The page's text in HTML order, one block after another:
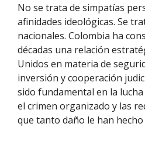
No se trata de simpatías
afinidades ideológicas. Se
nacionales. Colombia ha
décadas una relación
Unidos en materia de
inversión y cooperación
sido fundamental en la
el crimen organizado y las
que tanto daño le han hecho